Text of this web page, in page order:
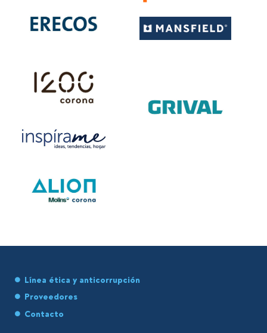
Línea ética y anticorrupción
Proveedores
Contacto